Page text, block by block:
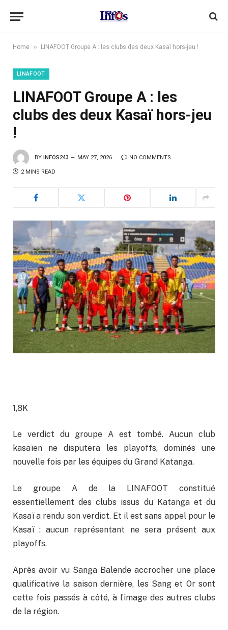
Home » LINAFOOT Groupe A : les clubs des deux Kasaï hors-jeu !
LINAFOOT
LINAFOOT Groupe A : les
clubs des deux Kasaï hors-jeu
!
BY INFOS243 MAY 27, 2026 NO COMMENTS
2 MINS READ
1,8K
Le verdict du groupe A est tombé. Aucun club
kasaïen ne disputera les playoffs, dominés une
nouvelle fois par les équipes du Grand Katanga.
Le groupe A de la LINAFOOT constitué
essentiellement des clubs issus du Katanga et du
Kasaï a rendu son verdict. Et il est sans appel pour le
Kasaï : aucun représentant ne sera présent aux
playoffs.
Après avoir vu Sanga Balende accrocher une place
qualificative la saison dernière, les Sang et Or sont
cette fois passés à côté, à l’image des autres clubs
de la région.